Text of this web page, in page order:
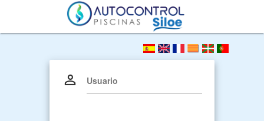
Usuario